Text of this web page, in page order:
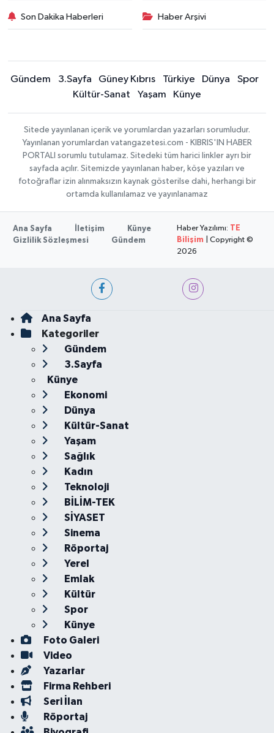
Son Dakika Haberleri Haber Arşivi
Gündem 3.Sayfa Güney Kıbrıs Türkiye Dünya
Spor
Kültür-Sanat
Yaşam Künye
Sitede yayınlanan içerik ve yorumlardan yazarları sorumludur.
Yayınlanan yorumlardan vatangazetesi.com - KIBRIS'IN HABER
PORTALI sorumlu tutulamaz. Sitedeki tüm harici linkler ayrı bir
sayfada açılır. Sitemizde yayınlanan haber, köşe yazıları ve
fotoğraflar izin alınmaksızın kaynak gösterilse dahi, herhangi bir
ortamda kullanılamaz ve yayınlanamaz
Ana Sayfa İletişim
Künye
Gizlilik Sözleşmesi
Gündem
Haber Yazılımı: TE
Bilişim | Copyright ©
2026
Ana Sayfa
Kategoriler
Gündem
3.Sayfa
Künye
Ekonomi
Dünya
Kültür-Sanat
Yaşam
Sağlık
Kadın
Teknoloji
BİLİM-TEK
SİYASET
Sinema
Röportaj
Yerel
Emlak
Kültür
Spor
Künye
Foto Galeri
Video
Yazarlar
Firma Rehberi
Seri İlan
Röportaj